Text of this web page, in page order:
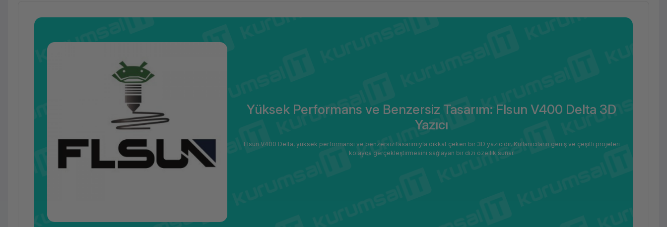
Yüksek Performans ve Benzersiz Tasarım: Flsun V400 Delta 3D
Yazıcı
Flsun V400 Delta, yüksek performansı ve benzersiz tasarımıyla dikkat çeken bir 3D yazıcıdır. Kullanıcıların geniş ve çeşitli projeleri
kolayca gerçekleştirmesini sağlayan bir dizi özellik sunar.